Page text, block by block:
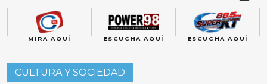
MIRA AQUÍ ESCUCHA AQUÍ ESCUCHA AQUÍ
CULTURA Y SOCIEDAD